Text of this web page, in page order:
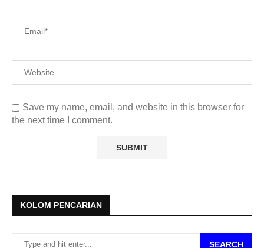
Save my name, email, and website in this browser for
the next time I comment.
KOLOM PENCARIAN
SEARCH